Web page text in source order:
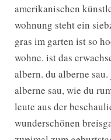
amerikanischen
wohnung steht ein
gras im garten ist so
wohne. ist das
albern. du alberne
alberne sau, wie du
leute aus der
wunderschönen